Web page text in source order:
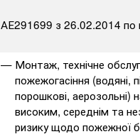
АЕ291699 з 26.02.2014 по
Монтаж, технічне
пожежогасіння (водяні,
порошкові, аерозольні)
високим, середнім та
ризику щодо пожежної